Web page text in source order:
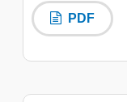
PDF